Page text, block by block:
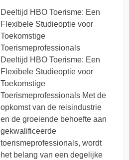
Deeltijd HBO Toerisme: Een
Flexibele Studieoptie voor
Toekomstige
Toerismeprofessionals
Deeltijd HBO Toerisme: Een
Flexibele Studieoptie voor
Toekomstige
Toerismeprofessionals Met de
opkomst van de reisindustrie
en de groeiende behoefte aan
gekwalificeerde
toerismeprofessionals, wordt
het belang van een degelijke